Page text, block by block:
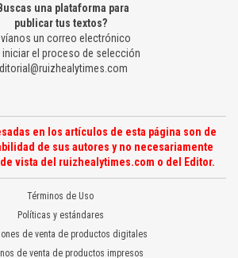
una plataforma para
publicar tus textos?
un correo electrónico
iniciar el proceso de selección
en los artículos de esta página son de
de sus autores y no necesariamente
vista del ruizhealytimes.com o del Editor.
Términos de Uso
Políticas y estándares
de venta de productos digitales
de venta de productos impresos